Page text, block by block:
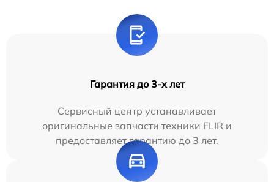
Гарантия до 3-х лет
Сервисный центр устанавливает
оригинальные запчасти техники FLIR и
предоставляет гарантию до 3 лет.